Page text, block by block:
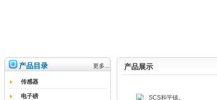
产品目录 更多...
传感器
电子磅
产品展示